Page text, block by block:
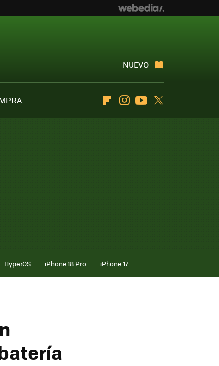
NUEVO
FlipboardInstagramYoutube
HyperOS iPhone 18 Pro iPhone 17